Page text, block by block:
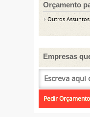
Orçamento
Outros
Empresas